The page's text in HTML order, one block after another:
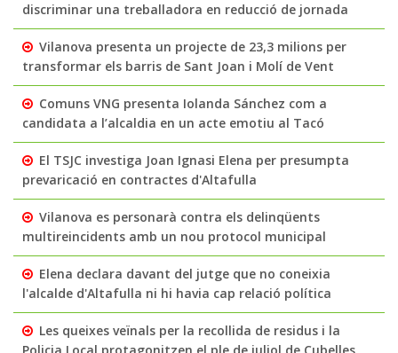
discriminar una treballadora en reducció de jornada
Vilanova presenta un projecte de 23,3 milions per
transformar els barris de Sant Joan i Molí de Vent
Comuns VNG presenta Iolanda Sánchez com a
candidata a l’alcaldia en un acte emotiu al Tacó
El TSJC investiga Joan Ignasi Elena per presumpta
prevaricació en contractes d'Altafulla
Vilanova es personarà contra els delinqüents
multireincidents amb un nou protocol municipal
Elena declara davant del jutge que no coneixia
l'alcalde d'Altafulla ni hi havia cap relació política
Les queixes veïnals per la recollida de residus i la